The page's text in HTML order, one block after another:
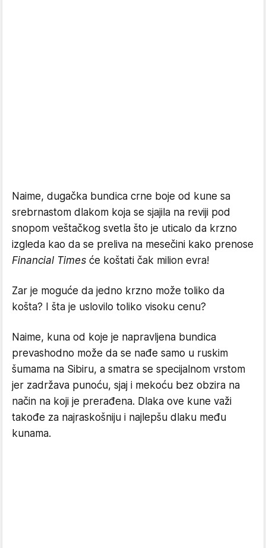
Naime, dugačka bundica crne boje od kune sa
srebrnastom dlakom koja se sjajila na reviji pod
snopom veštačkog svetla što je uticalo da krzno
izgleda kao da se preliva na mesečini kako prenose
Financial Times će koštati čak milion evra!
Zar je moguće da jedno krzno može toliko da
košta? I šta je uslovilo toliko visoku cenu?
Naime, kuna od koje je napravljena bundica
prevashodno može da se nađe samo u ruskim
šumama na Sibiru, a smatra se specijalnom vrstom
jer zadržava punoću, sjaj i mekoću bez obzira na
način na koji je prerađena. Dlaka ove kune važi
takođe za najraskošniju i najlepšu dlaku među
kunama.